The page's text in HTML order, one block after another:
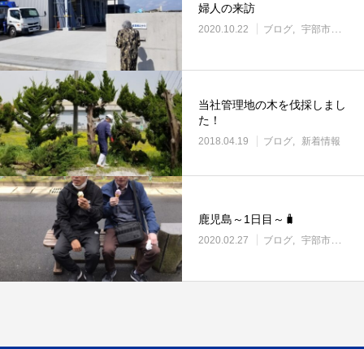
婦人の来訪
2020.10.22 ブログ 宇部市働き方改革に取り組む企業
当社管理地の木を伐採しまし
た！
2018.04.19 ブログ 新着情報
鹿児島～1日目～🧳
2020.02.27 ブログ 宇部市働き方改革に取り組む企業